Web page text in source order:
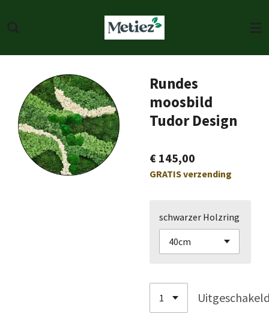
direct
de
Rundes
moosbild
Tudor Design
€ 145,00
GRATIS verzending
schwarzer Holzring